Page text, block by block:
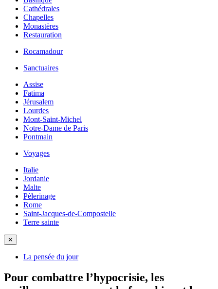
Cathédrales
Chapelles
Monastères
Restauration
Rocamadour
Sanctuaires
Assise
Fatima
Jérusalem
Lourdes
Mont-Saint-Michel
Notre-Dame de Paris
Pontmain
Voyages
Italie
Jordanie
Malte
Pèlerinage
Rome
Saint-Jacques-de-Compostelle
Terre sainte
✕
La pensée du jour
Pour combattre l’hypocrisie, les